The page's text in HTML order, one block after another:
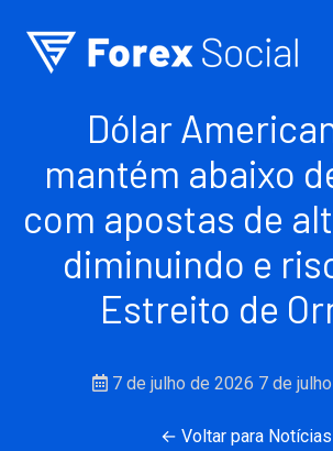
Dólar
mantém abaixo
com apostas de
diminuindo e
Estreito de
7 de julho de 2026 7 de
← Voltar para Notícias